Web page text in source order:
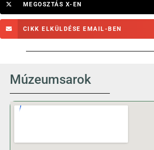
MEGOSZTÁS X-EN
CIKK ELKÜLDÉSE EMAIL-BEN
Múzeumsarok